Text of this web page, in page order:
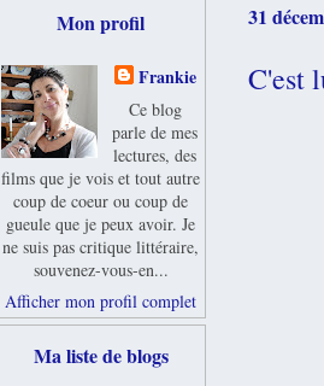
31
C'est
Mon profil
Frankie
Ce blog
parle de mes
lectures, des
films que je vois et tout autre
coup de coeur ou coup de
gueule que je peux avoir. Je
ne suis pas critique littéraire,
souvenez-vous-en...
Afficher mon profil complet
Ma liste de blogs